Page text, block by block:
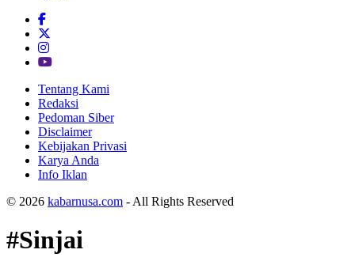
Tentang Kami
Redaksi
Pedoman Siber
Disclaimer
Kebijakan Privasi
Karya Anda
Info Iklan
© 2026 kabarnusa.com - All Rights Reserved
#Sinjai